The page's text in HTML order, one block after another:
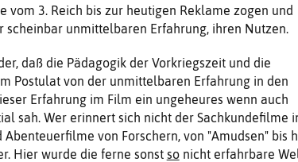
vom 3. Reich bis zur heutigen Reklame zogen und
scheinbar unmittelbaren Erfahrung, ihren Nutzen.
daß die Pädagogik der Vorkriegszeit und die
Postu­lat von der unmittelbaren Erfahrung in den
Erfahrung im Film ein ungeheures wenn auch
sah. Wer erinnert sich nicht der Sachkundefilme
von Forschern, von "Amudsen" bis
Hier wurde die ferne sonst sonicht erfahr­bare